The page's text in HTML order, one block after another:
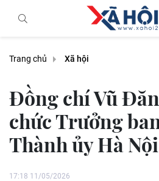
Trang chủ Xã hội
Đồng chí Vũ
chức Trưởng
Thành ủy Hà Nội
17:18 11/05/2026